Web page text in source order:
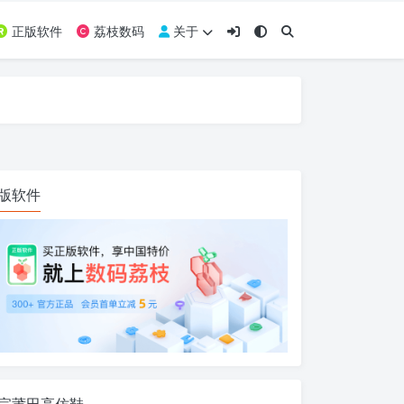
正版软件 荔枝数码 关于
软件